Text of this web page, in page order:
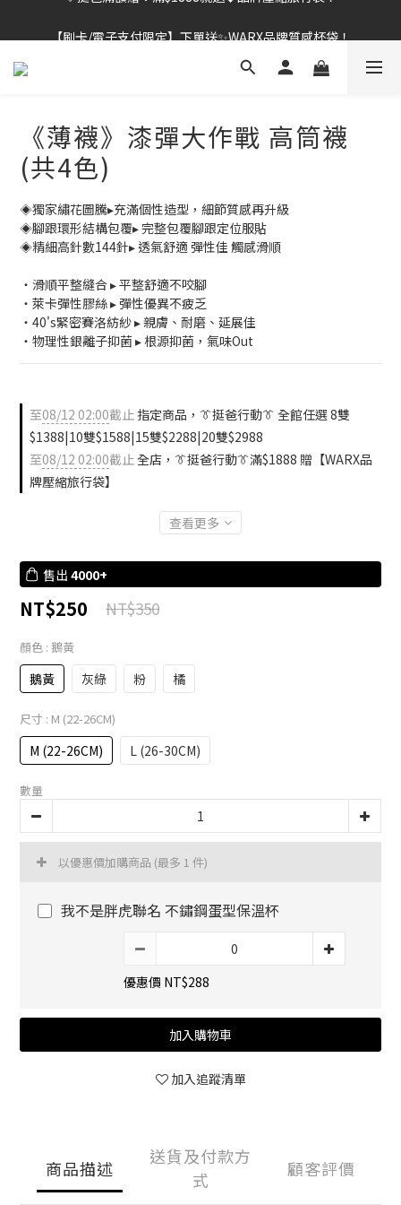
👔挺爸行動：全館襪款【最低$149起】✨立即下單！
《薄襪》漆彈大作戰 高筒襪
(共4色)
◈獨家繡花圖騰▸充滿個性造型，細節質感再升級
◈腳跟環形結構包覆▸ 完整包覆腳跟定位服貼
◈精細高針數144針▸ 透氣舒適 彈性佳 觸感滑順
・滑順平整縫合 ▸ 平整舒適不咬腳
・萊卡彈性膠絲 ▸ 彈性優異不疲乏
・40's緊密賽洛紡紗 ▸ 親膚、耐磨、延展佳
・物理性銀離子抑菌 ▸ 根源抑菌，氣味Out
至08/12 02:00截止 指定商品，👔挺爸行動👔 全館任選 8雙
$1388|10雙$1588|15雙$2288|20雙$2988
至08/12 02:00截止全店，👔挺爸行動👔滿$1888 贈【WARX品
牌壓縮旅行袋】
查看更多
售出 4000+
NT$250 NT$350
顏色 : 鵝黃
鵝黃 灰綠 粉 橘
尺寸 : M (22-26CM)
M (22-26CM) L (26-30CM)
數量
以優惠價加購商品 (最多 1 件)
我不是胖虎聯名 不鏽鋼蛋型保溫杯
優惠價 NT$288
加入購物車
加入追蹤清單
商品描述
送貨及付款方
式
顧客評價